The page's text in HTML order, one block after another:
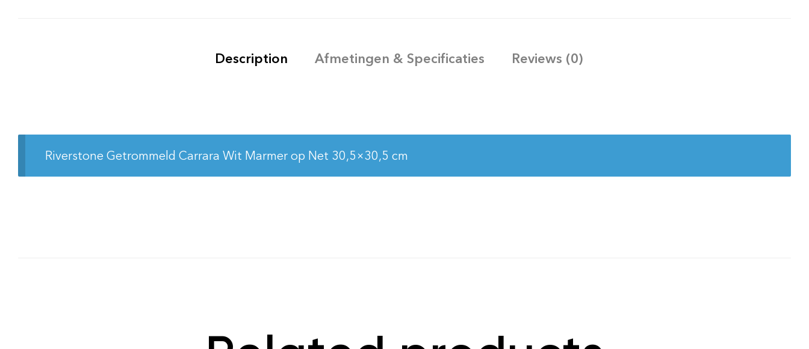
Description Afmetingen & Specificaties Reviews (0)
Riverstone Getrommeld Carrara Wit Marmer op Net 30,5×30,5 cm